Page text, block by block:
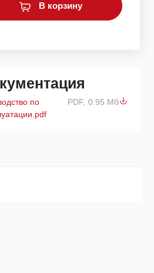
В корзину
по
PDF, 0.95 Мб